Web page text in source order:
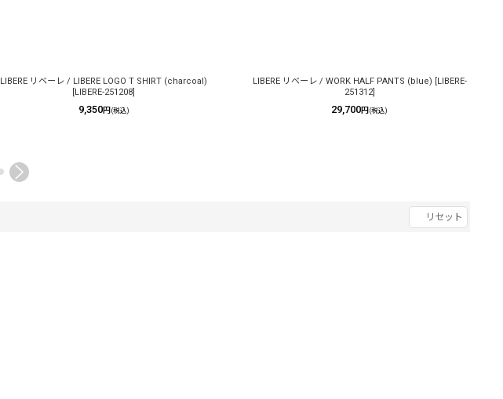
LIBERE リベーレ / LIBERE LOGO T SHIRT (charcoal)
[LIBERE-251208]
9,350円 (税込)
LIBERE リベーレ / WORK HALF PANTS (blue) [LIBERE-
251312]
29,700円 (税込)
リセット